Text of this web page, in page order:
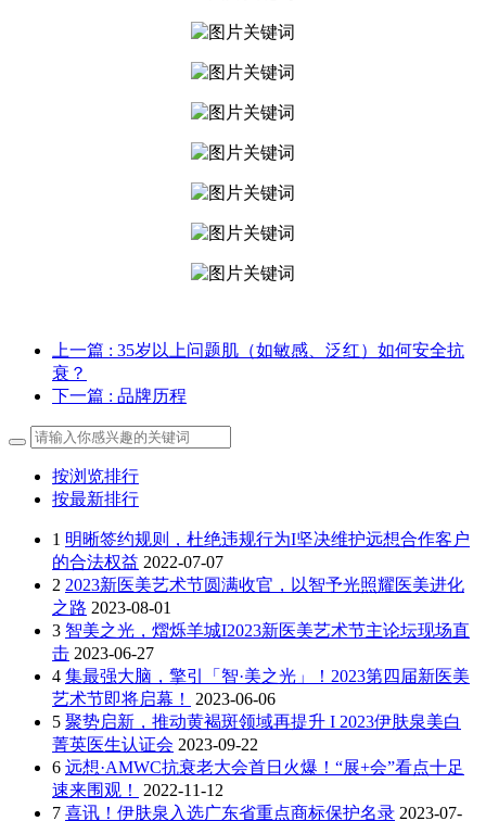
上一篇 : 35岁以上问题肌（如敏感、泛红）如何安全抗
衰？
下一篇 : 品牌历程
按浏览排行
按最新排行
1 明晰签约规则，杜绝违规行为I坚决维护远想合作客户
的合法权益 2022-07-07
2 2023新医美艺术节圆满收官，以智予光照耀医美进化
之路 2023-08-01
3 智美之光，熠烁羊城I2023新医美艺术节主论坛现场直
击 2023-06-27
4 集最强大脑，擎引「智·美之光」！2023第四届新医美
艺术节即将启幕！
2023-06-06
5 聚势启新，推动黄褐斑领域再提升 I 2023伊肤泉美白
菁英医生认证会 2023-09-22
6 远想·AMWC抗衰老大会首日火爆！“展+会”看点十足
速来围观！
2022-11-12
7 喜讯！伊肤泉入选广东省重点商标保护名录 2023-07-